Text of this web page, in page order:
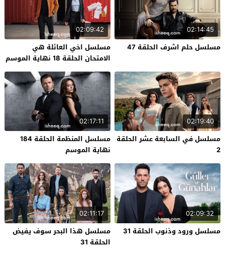
02:14:45
مسلسل حلم اشرف الحلقة 47
02:09:42
مسلسل اخي العائلة هي
الامتحان الحلقة 18 نهاية الموسم
02:19:40
مسلسل في السابعة عشر الحلقة
2
02:17:11
مسلسل المنظمة الحلقة 184
نهاية الموسم
02:09:32
مسلسل ورود وذنوب الحلقة 31
02:11:17
مسلسل هذا البحر سوف يفيض
الحلقة 31